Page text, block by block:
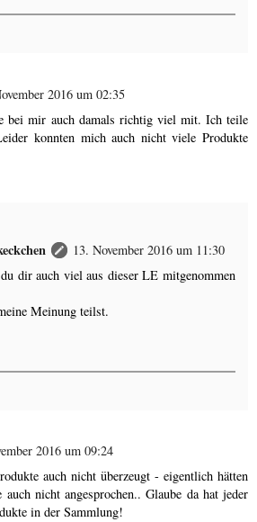
2016 um 02:35
bei mir auch damals richtig viel mit. Ich teile
konnten mich auch nicht viele Produkte
13. November 2016 um 11:30
dir auch viel aus dieser LE mitgenommen
Meinung teilst.
2016 um 09:24
auch nicht überzeugt - eigentlich hätten
nicht angesprochen.. Glaube da hat jeder
in der Sammlung!